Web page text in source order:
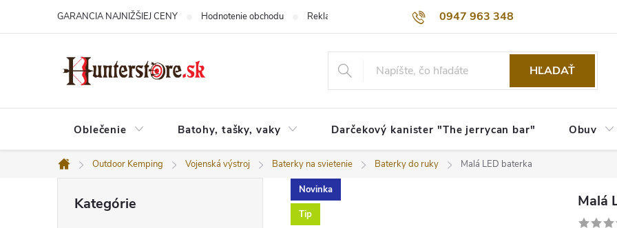
0947 963 348
GARANCIA NAJNIŽŠIEJ CENY Hodnotenie obchodu Reklamačný poriadok Obchodné podmienky
HĽADAŤ
Oblečenie Batohy, tašky, vaky Darčekový kanister "The jerrycan bar" Obuv
Domov
Outdoor Kemping Vojenská výstroj Baterky na svietenie Baterky do ruky Malá LED baterka
kategórie
Kategórie
Novinka
Tip
Malá